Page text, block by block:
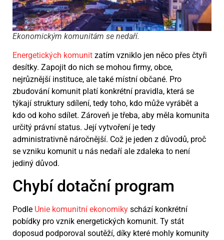
Ekonomickým komunitám se nedaří.
Energetických komunit zatím vzniklo jen něco přes čtyři
desítky. Zapojit do nich se mohou firmy, obce,
nejrůznější instituce, ale také místní občané. Pro
zbudování komunit platí konkrétní pravidla, která se
týkají struktury sdílení, tedy toho, kdo může vyrábět a
kdo od koho sdílet. Zároveň je třeba, aby měla komunita
určitý právní status. Její vytvoření je tedy
administrativně náročnější. Což je jeden z důvodů, proč
se vzniku komunit u nás nedaří ale zdaleka to není
jediný důvod.
Chybí dotační program
Podle Unie komunitní ekonomiky schází konkrétní
pobídky pro vznik energetických komunit. Ty stát
doposud podporoval soutěží, díky které mohly komunity